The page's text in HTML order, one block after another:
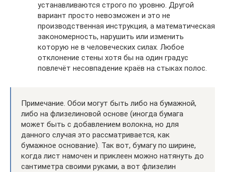
устанавливаются строго по уровню. Другой
вариант просто невозможен и это не
производственная инструкция, а математическая
закономерность, нарушить или изменить
которую не в человеческих силах. Любое
отклонение стены хотя бы на один градус
повлечёт несовпадение краёв на стыках полос.
Примечание. Обои могут быть либо на бумажной,
либо на флизелиновой основе (иногда бумага
может быть с добавлением волокна, но для
данного случая это рассматривается, как
бумажное основание). Так вот, бумагу по ширине,
когда лист намочен и приклеен можно натянуть до
сантиметра своими руками, а вот флизелин